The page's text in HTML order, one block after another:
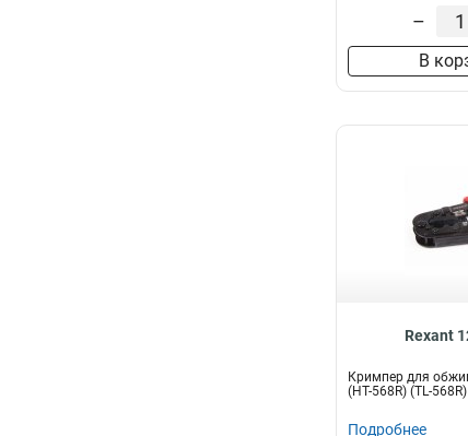
–
В
Rexant
Кримпер для
(HT-568R) (TL-
Подробнее